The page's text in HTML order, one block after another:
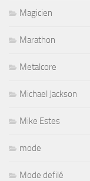
Magicien
Marathon
Metalcore
Michael Jackson
Mike Estes
mode
Mode defilé